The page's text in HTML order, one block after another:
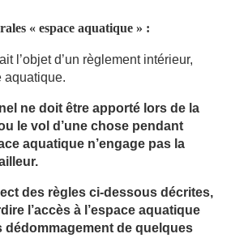
« espace aquatique » :
l’objet d’un règlement intérieur,
aquatique.
ne doit être apporté lors de la
le vol d’une chose pendant
aquatique n’engage pas la
des règles ci-dessous décrites,
l’accès à l’espace aquatique
dédommagement de quelques